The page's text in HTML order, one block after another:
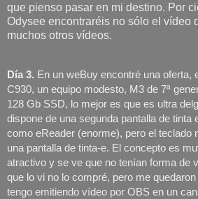
que pienso pasar en mi destino. Por
Odysee encontraréis no sólo el vídeo
muchos otros vídeos.
Día 3. En un weBuy encontré una oferta,
C930, un equipo modesto, M3 de 7ª
128 Gb SSD, lo mejor es que es ultra
dispone de una segunda pantalla de tinta
como eReader (enorme), pero el teclado
una pantalla de tinta-e. El concepto es
atractivo y se ve que no tenían forma de
que lo vi no lo compré, pero me
tengo emitiendo vídeo por OBS en un